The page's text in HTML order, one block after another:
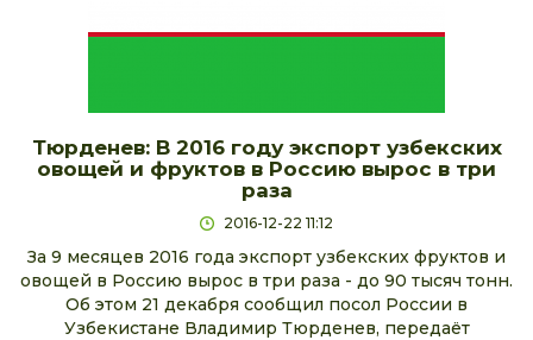
Тюрденев: В 2016 году экспорт узбекских
овощей и фруктов в Россию вырос в три
раза
2016-12-22 11:12
За 9 месяцев 2016 года экспорт узбекских фруктов и
овощей в Россию вырос в три раза - до 90 тысяч тонн.
Об этом 21 декабря сообщил посол России в
Узбекистане Владимир Тюрденев, передаёт